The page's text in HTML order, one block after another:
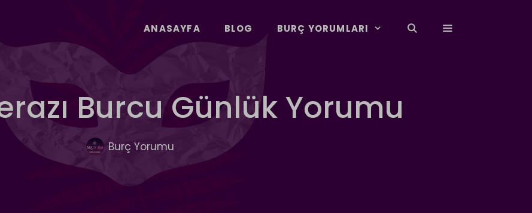
ANASAYFA BLOG BURÇ YORUMLARI
Burcu Günlük Yorumu
Burç Yorumu